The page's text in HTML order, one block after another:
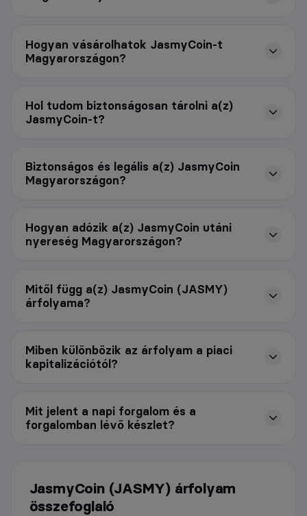
Hogyan vásárolhatok JasmyCoin-t
Magyarországon?
Hol tudom biztonságosan tárolni a(z)
JasmyCoin-t?
Biztonságos és legális a(z) JasmyCoin
Magyarországon?
Hogyan adózik a(z) JasmyCoin utáni
nyereség Magyarországon?
Mitől függ a(z) JasmyCoin (JASMY)
árfolyama?
Miben különbözik az árfolyam a piaci
kapitalizációtól?
Mit jelent a napi forgalom és a
forgalomban lévő készlet?
JasmyCoin (JASMY) árfolyam
összefoglaló